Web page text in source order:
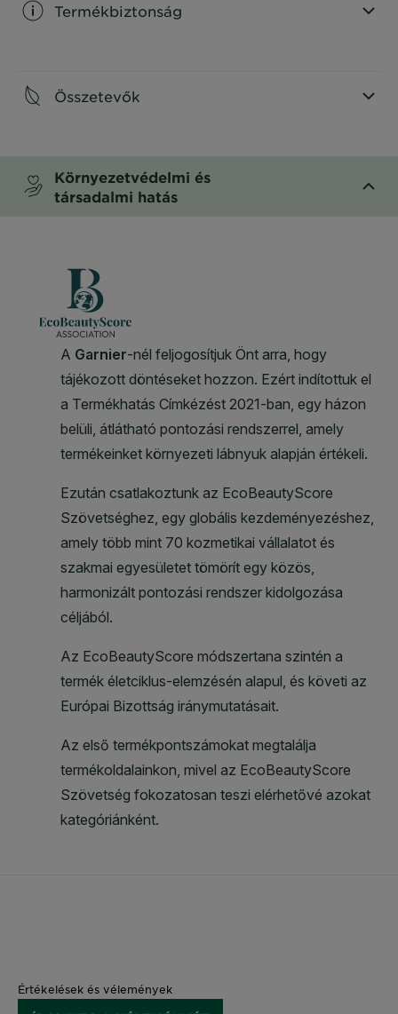
Termékbiztonság
Összetevők
Környezetvédelmi és
társadalmi hatás
Értékelések és vélemények